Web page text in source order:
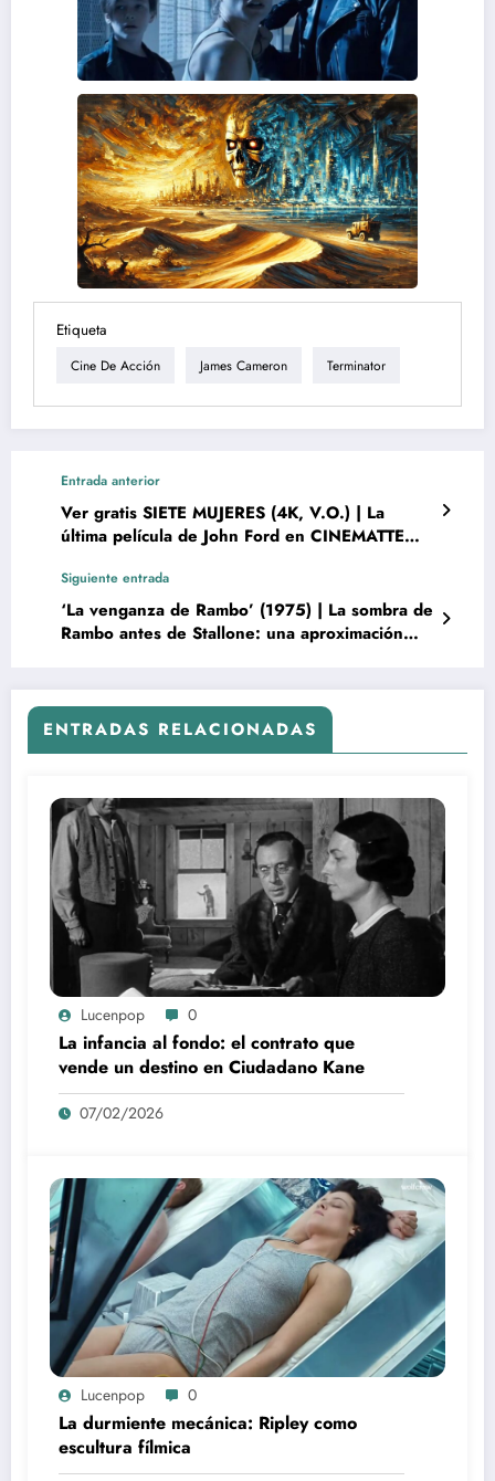
Etiqueta
Cine De Acción James Cameron Terminator
Entrada anterior
Ver gratis SIETE MUJERES (4K, V.O.) | La
última película de John Ford en CINEMATTE
Siguiente entrada
‘La venganza de Rambo’ (1975) | La sombra de
Rambo antes de Stallone: una aproximación
ENTRADAS RELACIONADAS
Lucenpop 0
La infancia al fondo: el contrato que
vende un destino en Ciudadano Kane
07/02/2026
Lucenpop 0
La durmiente mecánica: Ripley como
escultura fílmica